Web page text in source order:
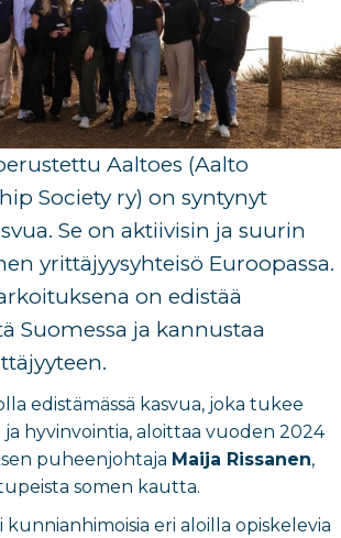
Aaltoes (Aalto
Society ry) on syntynyt
Se on aktiivisin ja suurin
yrittäjyysyhteisö Euroopassa.
on edistää
Suomessa ja kannustaa
edistämässä kasvua, joka tukee
hyvinvointia, aloittaa vuoden 2024
puheenjohtaja Maija Rissanen,
somen kautta.
kunnianhimoisia eri aloilla opiskelevia